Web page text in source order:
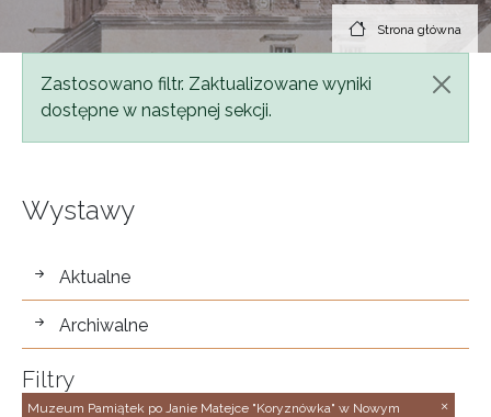
Strona główna
Komunikat
Zastosowano filtr. Zaktualizowane wyniki
dostępne w następnej sekcji.
Wystawy
wystawy
Aktualne
Archiwalne
Filtry
Muzeum Pamiątek po Janie Matejce "Koryznówka" w Nowym